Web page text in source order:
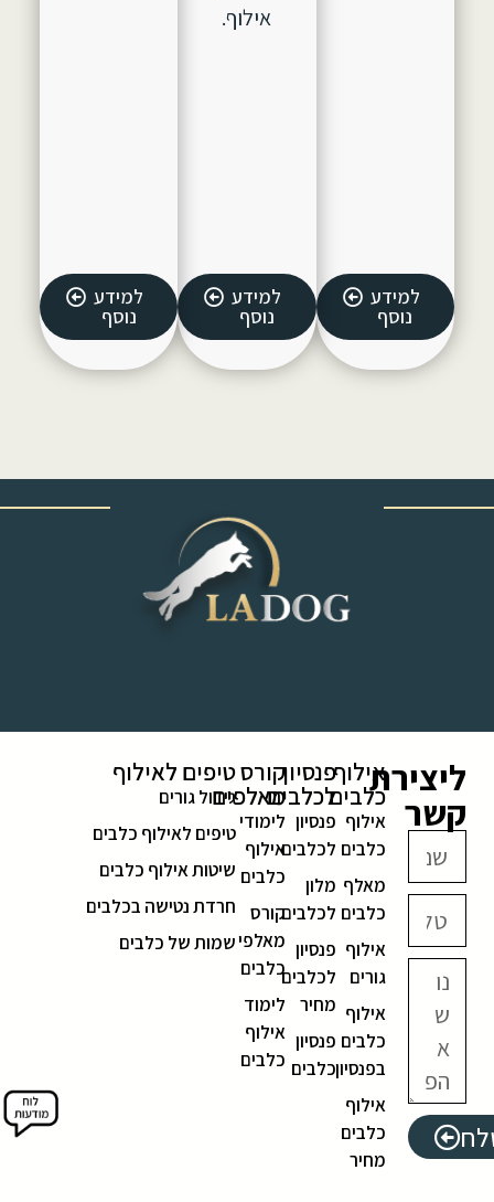
למידע
נוסף
אילוף.
למידע
נוסף
למידע
נוסף
ליצירת
קשר
אילוף
כלבים
אילוף
כלבים
מאלף
כלבים
אילוף
גורים
אילוף
כלבים
בפנסיון
אילוף
כלבים
מחיר
פנסיון
לכלבים
פנסיון
לכלבים
מלון
לכלבים
פנסיון
לכלבים
מחיר
פנסיון
כלבים
קורס
מאלפים
לימודי
אילוף
כלבים
קורס
מאלפי
כלבים
לימוד
אילוף
כלבים
טיפים לאילוף
גידול גורים
טיפים לאילוף כלבים
שיטות אילוף כלבים
חרדת נטישה בכלבים
שמות של כלבים